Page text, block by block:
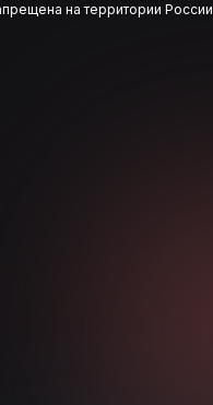
на территории России